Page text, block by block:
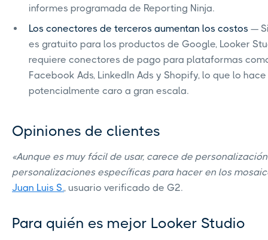
informes programada de Reporting Ninja.
Los conectores de terceros aumentan los costos —
es gratuito para los productos de Google, Looker
requiere conectores de pago para plataformas
Facebook Ads, LinkedIn Ads y Shopify, lo que lo hace
potencialmente caro a gran escala.
Opiniones de clientes
«Aunque es muy fácil de usar, carece de
personalizaciones específicas para hacer en los
Juan Luis S., usuario verificado de G2.
Para quién es mejor Looker Studio